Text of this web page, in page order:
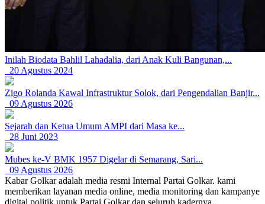
Inilah Biodata Bahlil Lahadalia, dari Anak Kuli Bangunan,...
20 Agustus 2024
Zigo Rolanda Kawal Infrastruktur Solok, dari Pengendalian Banjir...
09 Agustus 2026
Sejarah dan Ketua Umum AMPI dari Masa ke...
28 Juni 2023
Mubes ke-V BMK 1957 Digelar di Semarang, Sari...
09 Agustus 2026
Kabar Golkar adalah media resmi Internal Partai Golkar. kami
memberikan layanan media online, media monitoring dan kampanye
digital politik untuk Partai Golkar dan seluruh kadernya.